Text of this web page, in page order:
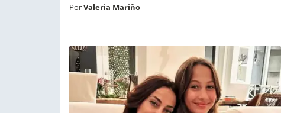
PorValeria Mariño